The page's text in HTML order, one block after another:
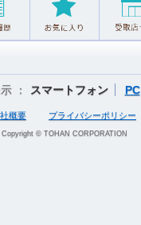
： スマートフォン PC
概要 プライバシーポリシー
Copyright © TOHAN CORPORATION